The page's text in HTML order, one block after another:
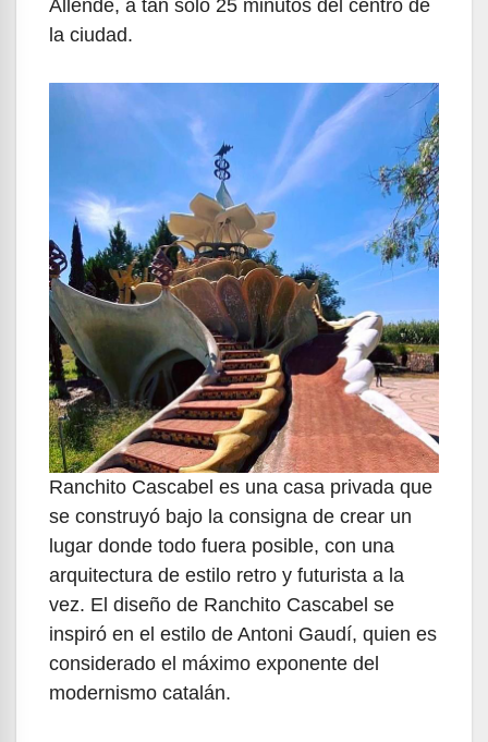
Allende, a tan sólo 25 minutos del centro de
la ciudad.
Ranchito Cascabel es una casa privada que
se construyó bajo la consigna de crear un
lugar donde todo fuera posible, con una
arquitectura de estilo retro y futurista a la
vez. El diseño de Ranchito Cascabel se
inspiró en el estilo de Antoni Gaudí, quien es
considerado el máximo exponente del
modernismo catalán.